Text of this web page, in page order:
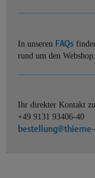
In unseren FAQs
rund um den Webshop.
Ihr direkter Kontakt
+49 9131 93406-40